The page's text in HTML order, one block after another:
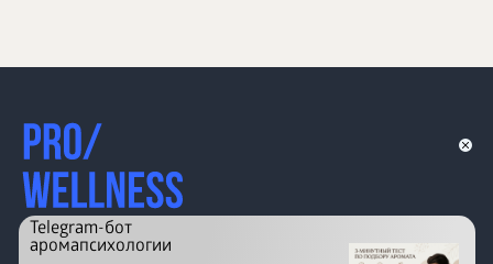
Telegram-бот
аромапсихологии